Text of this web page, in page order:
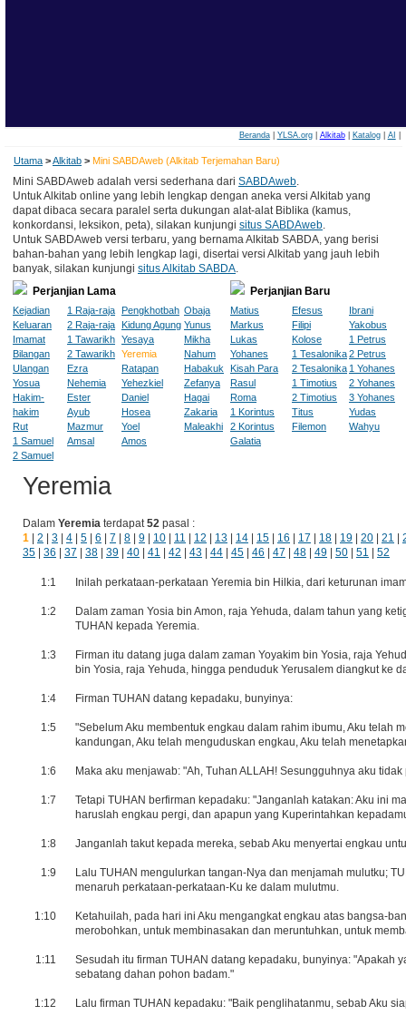
Beranda| YLSA.org| Alkitab| Katalog| AI
Utama >Alkitab > Mini SABDAweb (Alkitab Terjemahan Baru)
Mini SABDAweb adalah versi sederhana dari SABDAweb.
Untuk Alkitab online yang lebih lengkap dengan aneka versi Alkitab yang
dapat dibaca secara paralel serta dukungan alat-alat Biblika (kamus,
konkordansi, leksikon, peta), silakan kunjungi situs SABDAweb.
Untuk SABDAweb versi terbaru, yang bernama Alkitab SABDA, yang berisi
bahan-bahan yang lebih lengkap lagi, disertai versi Alkitab yang jauh lebih
banyak, silakan kunjungi situs Alkitab SABDA.
Perjanjian Lama
Perjanjian Baru
Kejadian
Keluaran
Imamat
Bilangan
Ulangan
Yosua
Hakim-
hakim
Rut
1 Samuel
2 Samuel
1 Raja-raja
2 Raja-raja
1 Tawarikh
2 Tawarikh
Ezra
Nehemia
Ester
Ayub
Mazmur
Amsal
Pengkhotbah
Kidung Agung
Yesaya
Yeremia
Ratapan
Yehezkiel
Daniel
Hosea
Yoel
Amos
Obaja
Yunus
Mikha
Nahum
Habakuk
Zefanya
Hagai
Zakaria
Maleakhi
Matius
Markus
Lukas
Yohanes
Kisah Para
Rasul
Roma
1 Korintus
2 Korintus
Galatia
Efesus
Filipi
Kolose
1 Tesalonika
2 Tesalonika
1 Timotius
2 Timotius
Titus
Filemon
Ibrani
Yakobus
1 Petrus
2 Petrus
1 Yohanes
2 Yohanes
3 Yohanes
Yudas
Wahyu
Yeremia
Dalam Yeremia terdapat52 pasal :
1
2 3 4 5 6 7 8 9 10 11 12 13 14 15 16 17 18 19 20 21
35
36 37 38 39 40 41 42 43 44 45 46 47 48 49 50 51 52
1:1 Inilah perkataan-perkataan Yeremia bin Hilkia, dari keturunan
1:2
Dalam zaman Yosia bin Amon, raja Yehuda, dalam tahun yang
TUHAN kepada Yeremia.
1:3
Firman itu datang juga dalam zaman Yoyakim bin Yosia, raja
bin Yosia, raja Yehuda, hingga penduduk Yerusalem diangkut ke
1:4 Firman TUHAN datang kepadaku, bunyinya:
1:5
"Sebelum Aku membentuk engkau dalam rahim ibumu, Aku telah
kandungan, Aku telah menguduskan engkau, Aku telah
1:6 Maka aku menjawab: "Ah, Tuhan ALLAH! Sesungguhnya aku
1:7
Tetapi TUHAN berfirman kepadaku: "Janganlah katakan: Aku ini
haruslah engkau pergi, dan apapun yang Kuperintahkan
1:8 Janganlah takut kepada mereka, sebab Aku menyertai engkau
1:9
Lalu TUHAN mengulurkan tangan-Nya dan menjamah mulutku;
menaruh perkataan-perkataan-Ku ke dalam mulutmu.
1:10
Ketahuilah, pada hari ini Aku mengangkat engkau atas bangsa-
merobohkan, untuk membinasakan dan meruntuhkan, untuk
1:11
Sesudah itu firman TUHAN datang kepadaku, bunyinya: "Apakah
sebatang dahan pohon badam."
1:12 Lalu firman TUHAN kepadaku: "Baik penglihatanmu, sebab Aku